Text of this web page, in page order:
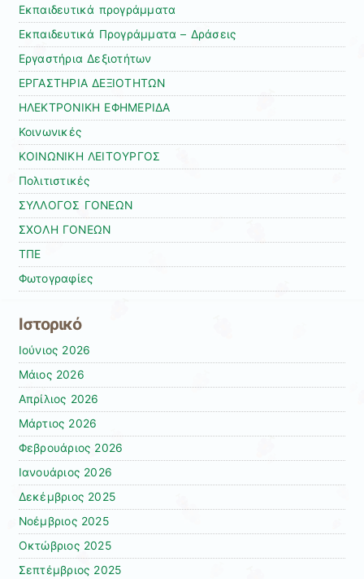
Εκπαιδευτικά προγράμματα
Εκπαιδευτικά Προγράμματα – Δράσεις
Εργαστήρια Δεξιοτήτων
ΕΡΓΑΣΤΗΡΙΑ ΔΕΞΙΟΤΗΤΩΝ
ΗΛΕΚΤΡΟΝΙΚΗ ΕΦΗΜΕΡΙΔΑ
Κοινωνικές
ΚΟΙΝΩΝΙΚΗ ΛΕΙΤΟΥΡΓΟΣ
Πολιτιστικές
ΣΥΛΛΟΓΟΣ ΓΟΝΕΩΝ
ΣΧΟΛΗ ΓΟΝΕΩΝ
ΤΠΕ
Φωτογραφίες
Ιστορικό
Ιούνιος 2026
Μάιος 2026
Απρίλιος 2026
Μάρτιος 2026
Φεβρουάριος 2026
Ιανουάριος 2026
Δεκέμβριος 2025
Νοέμβριος 2025
Οκτώβριος 2025
Σεπτέμβριος 2025